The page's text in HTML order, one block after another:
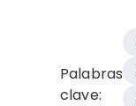
Palabras
clave: